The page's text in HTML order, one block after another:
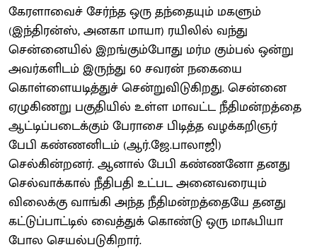
கேரளாவைச் சேர்ந்த ஒரு தந்தையும் மகளும்
(இந்திரன்ஸ், அனகா மாயா) ரயிலில் வந்து
சென்னையில் இறங்கும்போது மர்ம கும்பல் ஒன்று
அவர்களிடம் இருந்து 60 சவரன் நகையை
கொள்ளையடித்துச் சென்றுவிடுகிறது. சென்னை
ஏழுகிணறு பகுதியில் உள்ள மாவட்ட நீதிமன்றத்தை
ஆட்டிப்படைக்கும் பேராசை பிடித்த வழக்கறிஞர்
பேபி கண்ணனிடம் (ஆர்.ஜே.பாலாஜி)
செல்கின்றனர். ஆனால் பேபி கண்ணனோ தனது
செல்வாக்கால் நீதிபதி உட்பட அனைவரையும்
விலைக்கு வாங்கி அந்த நீதிமன்றத்தையே தனது
கட்டுப்பாட்டில் வைத்துக் கொண்டு ஒரு மாஃபியா
போல செயல்படுகிறார்.